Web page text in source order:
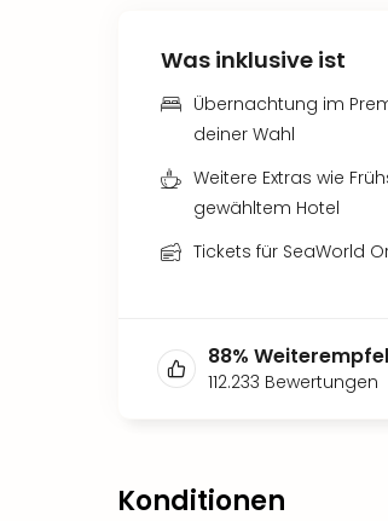
Was inklusive ist
Übernachtung im
deiner Wahl
Weitere Extras wie
gewähltem Hotel
Tickets für SeaWorld
88%
112.233 Bewertungen
Konditionen